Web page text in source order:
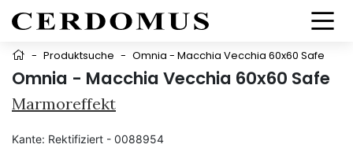
- Produktsuche - Omnia - Macchia Vecchia 60x60 Safe
Omnia - Macchia Vecchia 60x60 Safe
Marmoreffekt
Kante: Rektifiziert - 0088954